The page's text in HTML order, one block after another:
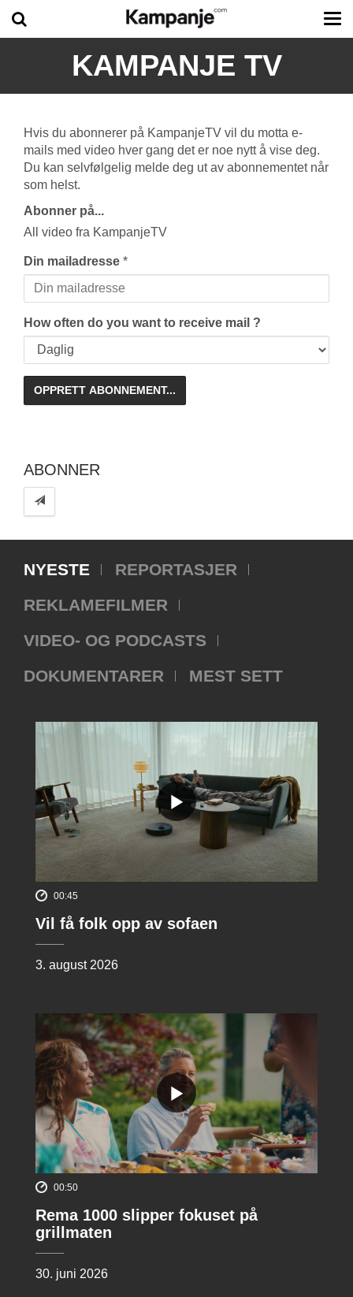
KAMPANJE TV
Hvis du abonnerer på KampanjeTV vil du motta e-
mails med video hver gang det er noe nytt å vise deg.
Du kan selvfølgelig melde deg ut av abonnementet når
som helst.
Abonner på...
All video fra KampanjeTV
Din mailadresse *
How often do you want to receive mail ?
ABONNER
NYESTE
REPORTASJER
REKLAMEFILMER
VIDEO- OG PODCASTS
DOKUMENTARER
MEST SETT
00:45
Vil få folk opp av sofaen
3. august 2026
00:50
Rema 1000 slipper fokuset på
grillmaten
30. juni 2026